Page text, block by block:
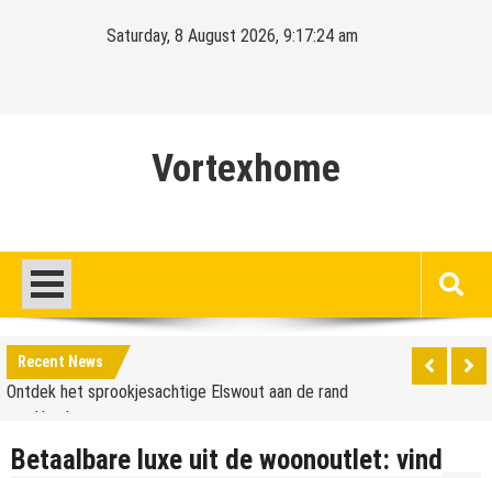
Saturday, 8 August 2026, 9:17:25 am
Vortexhome
Recent News
Hello world!
Ontdek het sprookjesachtige Elswout aan de rand
van Haarlem
Hello world!
van Haarlem
Betaalbare luxe uit de woonoutlet: vind